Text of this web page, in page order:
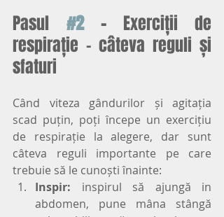
Pasul #2 - Exerciții de
respirație - câteva reguli și
sfaturi
Când viteza gândurilor și agitația
scad puțin, poți începe un exercițiu
de respirație la alegere, dar sunt
câteva reguli importante pe care
trebuie să le cunoști înainte:
Inspir: inspirul să ajungă in
abdomen, pune mâna stângă